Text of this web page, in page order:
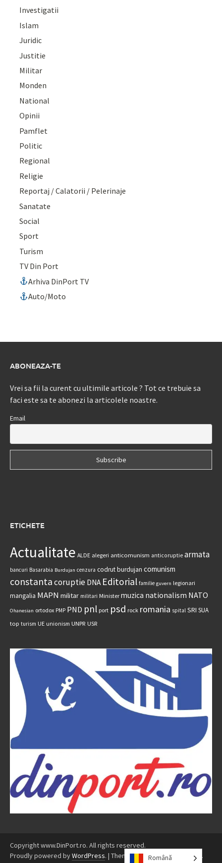
Investigatii
Islam
Juridic
Justitie
Militar
Monden
National
Opinii
Pamflet
Politic
Regional
Religie
Reportaj / Calatorii / Pelerinaje
Sanatate
Social
Sport
Turism
TV Din Port
Arhiva DinPort TV
Auto/Moto
ABONEAZA-TE
Vrei sa fii la curent cu ultimile articole ? Tot ce trebuie sa
faci este sa te abonezi la articolele noastre.
Email
ETICHETE
Actualitate ALDE alegeri anticomunism anticoruptie armata
bancuri Basarabia Burdujan cenzura codrut burdujan comunism
constantacoruptie DNA Editorial familie guvern legionari
mangalia MAPN militar militari Minister muzica nationalism NATO
Ohanesian ortodox PMP PND pnl port psd rock romania spital SRI SUA
top turism UE unionism UNPR USR
Copyright www.DinPort.ro. All rights reserved.
Proudly powered byWordPress. | Theme: Awaken byThemezHut .
Română